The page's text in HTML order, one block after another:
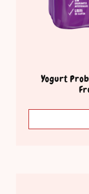
Yogurt